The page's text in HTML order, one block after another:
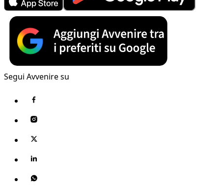
Segui Avvenire su